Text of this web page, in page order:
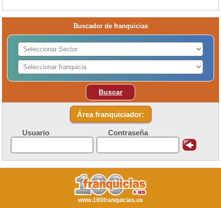
Buscador de franquicias
Buscar
Área franquiciador:
Usuario Contraseña
www.100franquicias.us